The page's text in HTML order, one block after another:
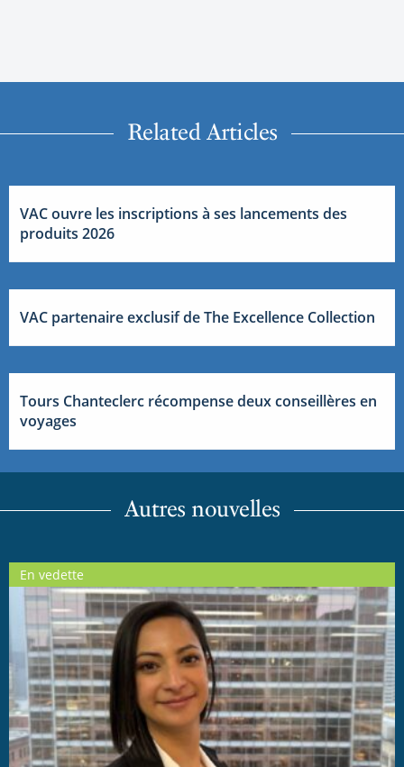
Related Articles
VAC ouvre les inscriptions à ses lancements des
produits 2026
VAC partenaire exclusif de The Excellence Collection
Tours Chanteclerc récompense deux conseillères en
voyages
Autres nouvelles
En vedette